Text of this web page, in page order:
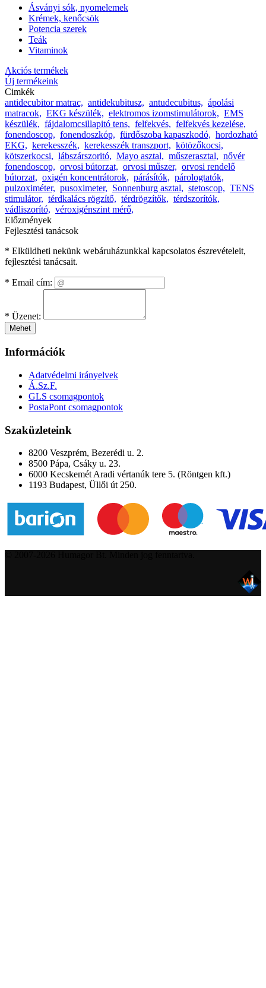
Ásványi sók, nyomelemek
Krémek, kenőcsök
Potencia szerek
Teák
Vitaminok
Akciós termékek
Új termékeink
Cimkék
antidecubitor matrac, antidekubitusz, antudecubitus, ápolási
matracok, EKG készülék, elektromos izomstimulátorok, EMS
készülék, fájdalomcsillapitó tens, felfekvés, felfekvés kezelése,
fonendoscop, fonendoszkóp, fürdőszoba kapaszkodó, hordozható
EKG, kerekesszék, kerekesszék transzport, kötözőkocsi,
kötszerkocsi, lábszárszoritó, Mayo asztal, műszerasztal, nővér
fonendoscop, orvosi bútorzat, orvosi műszer, orvosi rendelő
bútorzat, oxigén koncentrátorok, párásítók, párologtatók,
pulzoximéter, pusoximeter, Sonnenburg asztal, stetoscop, TENS
stimulátor, térdkalács rögzítő, térdrögzítők, térdszorítók,
vádliszorító, véroxigénszint mérő,
Előzmények
Fejlesztési tanácsok
* Elküldheti nekünk webáruházunkkal kapcsolatos észrevételeit,
fejlesztési tanácsait.
* Email cím:
* Üzenet:
Mehet
Információk
Adatvédelmi irányelvek
Á.Sz.F.
GLS csomagpontok
PostaPont csomagpontok
Szaküzleteink
8200 Veszprém, Bezerédi u. 2.
8500 Pápa, Csáky u. 23.
6000 Kecskemét Aradi vértanúk tere 5. (Röntgen kft.)
1193 Budapest, Üllői út 250.